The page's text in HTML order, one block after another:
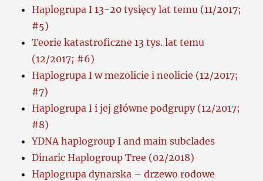
Haplogrupa I 13-20 tysięcy lat temu (11/2017;
#5)
Teorie katastroficzne 13 tys. lat temu
(12/2017; #6)
Haplogrupa I w mezolicie i neolicie (12/2017;
#7)
Haplogrupa I i jej główne podgrupy (12/2017;
#8)
YDNA haplogroup I and main subclades
Dinaric Haplogroup Tree (02/2018)
Haplogrupa dynarska – drzewo rodowe